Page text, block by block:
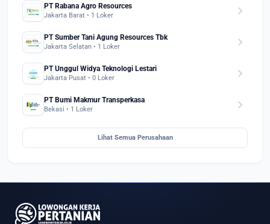
PT Rabana Agro Resources
Jakarta Barat • 1 Loker chevron_right
PT Sumber Tani Agung Resources Tbk
Jakarta Selatan • 1 Loker chevron_right
PT Unggul Widya Teknologi Lestari
Jakarta Pusat • 0 Loker chevron_right
PT Bumi Makmur Transperkasa
Bekasi • 1 Loker chevron_right
Lihat Semua Perusahaan